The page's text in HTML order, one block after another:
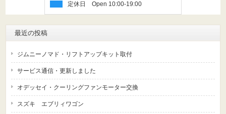
定休日
最近の投稿
ジムニーノマド・リフトアップキット取付
サービス通信・更新しました
オデッセイ・クーリングファンモーター交換
スズキ エブリィワゴン